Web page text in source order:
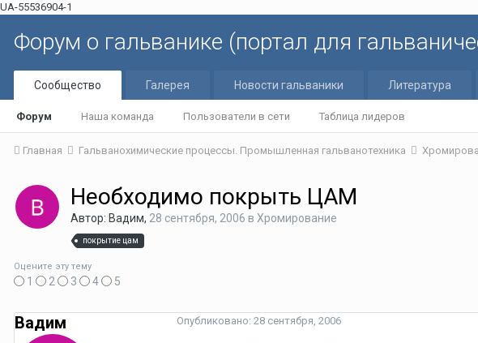
UA-55536904-1
Форум о гальванике (портал для
Сообщество
Форум Наша команда Пользователи в сети Таблица лидеров
Галерея Новости гальваники Литература
Главная Гальванохимические процессы. Промышленная гальванотехника
Необходимо покрыть ЦАМ
Автор: Вадим, 28 сентября, 2006 в Хромирование
покрытие цам
Оцените эту тему
1 2 3 4 5
Вадим Опубликовано: 28 сентября, 2006